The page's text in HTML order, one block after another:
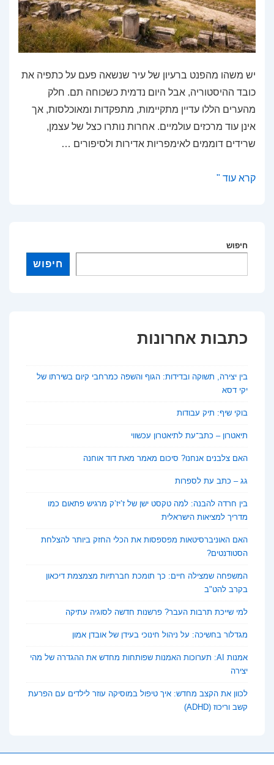
יש משהו מהפנט ברעיון של עיר שנשאה פעם על כתפיה את
כובד ההיסטוריה, אבל היום נדמית כשכוחה תם. חלק
מהערים הללו עדיין מתקיימות, מתפקדות ומאוכלסות, אך
אינן עוד מרכזים עולמיים. אחרות נותרו כצל של עצמן,
שרידים דוממים לאימפריות אדירות ולסיפורים …
מסעות
שאיבדו
קרא עוד "
חיפוש
חיפוש
כתבות אחרונות
בין יצירה, תשוקה ובדידות: הגוף והשפה כמרחבי קיום בשירתו של
יקי דסא
בוקי שיף: תיק עבודות
תיאטרון – כתב־עת לתיאטרון עכשווי
האם צלבנים אנחנו? סיכום מאמר מאת דוד אוחנה
גג – כתב עת לספרות
בין חרדה להבנה: למה טקסט ישן של ז’יז’ק מרגיש פתאום כמו
מדריך למציאות הישראלית
האם האוניברסיטאות מפספסות את הכלי החזק ביותר להצלחת
הסטודנטים?
המשפחה שמצילה חיים: כך תומכת חברתיות מצמצמת דיכאון
בקרב להט"ב
למי שייכת תרבות העבר? פרשנות חדשה לסוגיה עתיקה
מגדלור בחשיכה: על ניהול חינוכי בעידן של אובדן אמון
אמנות AI: תערוכות האמנות שפותחות מחדש את ההגדרה של מהי
יצירה
לכוון את הקצב מחדש: איך טיפול במוסיקה עוזר לילדים עם הפרעת
קשב וריכוז (ADHD)